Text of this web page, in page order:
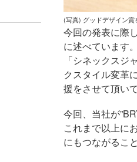
(写真) グッドデザイン賞
今回の発表に際
に述べています。
「シネックスジ
クスタイル変革
援をさせて頂い
今回、当社が”
これまで以上に
にもつながるこ